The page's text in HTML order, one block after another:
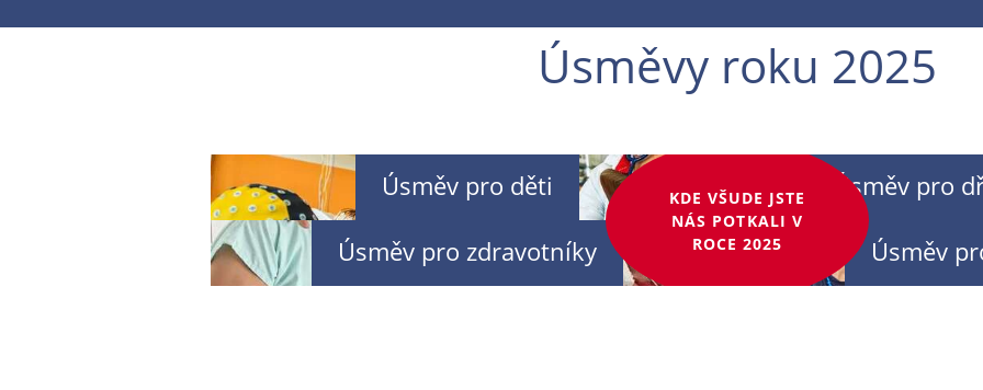
Úsměvy roku 2025
Úsměv pro děti
Úsměv pro
Úsměv pro zdravotníky
Úsměv
KDE VŠUDE JSTE
NÁS POTKALI V
ROCE 2025